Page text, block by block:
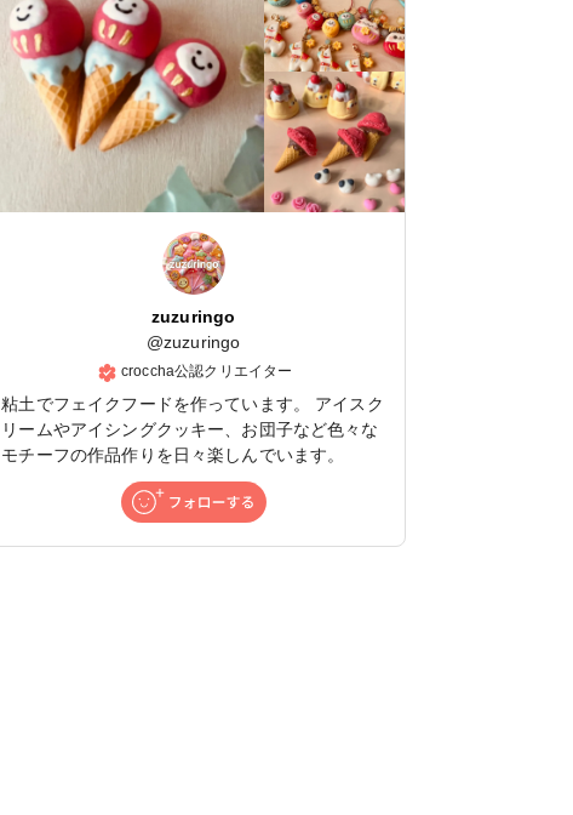
zuzuringo
@zuzuringo
croccha公認クリエイター
粘土でフェイクフードを作っています。 アイスク
リームやアイシングクッキー、お団子など色々な
モチーフの作品作りを日々楽しんでいます。